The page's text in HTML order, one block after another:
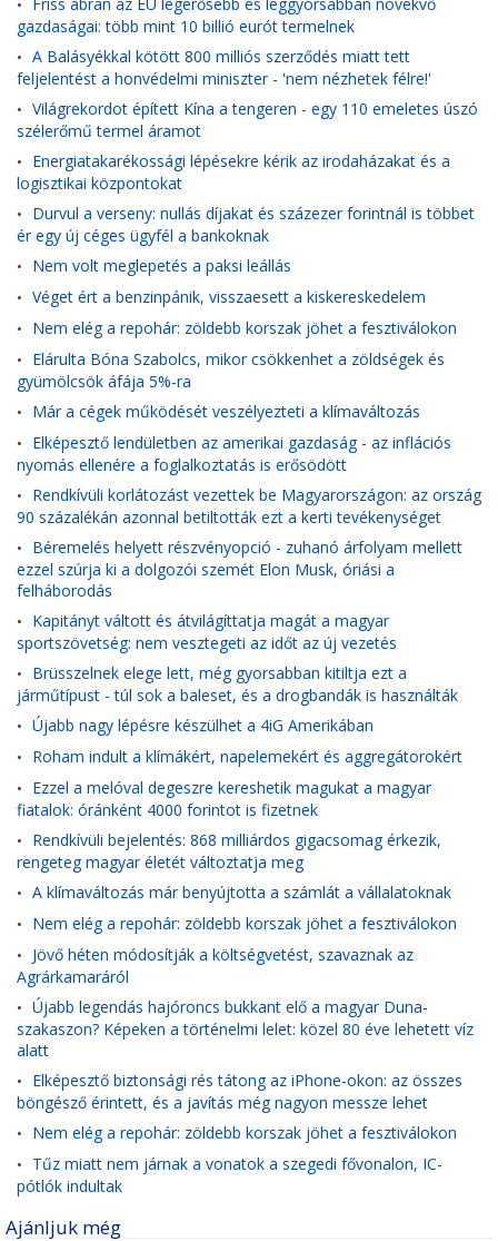
•
gazdaságai: több mint 10 billió eurót termelnek
• A Balásyékkal kötött 800 milliós szerződés miatt tett
feljelentést a honvédelmi miniszter - 'nem nézhetek félre!'
• Világrekordot épített Kína a tengeren - egy 110 emeletes úszó
szélerőmű termel áramot
• Energiatakarékossági lépésekre kérik az irodaházakat és a
logisztikai központokat
• Durvul a verseny: nullás díjakat és százezer forintnál is többet
ér egy új céges ügyfél a bankoknak
• Nem volt meglepetés a paksi leállás
• Véget ért a benzinpánik, visszaesett a kiskereskedelem
• Nem elég a repohár: zöldebb korszak jöhet a fesztiválokon
• Elárulta Bóna Szabolcs, mikor csökkenhet a zöldségek és
gyümölcsök áfája 5%-ra
• Már a cégek működését veszélyezteti a klímaváltozás
• Elképesztő lendületben az amerikai gazdaság - az inflációs
nyomás ellenére a foglalkoztatás is erősödött
• Rendkívüli korlátozást vezettek be Magyarországon: az ország
90 százalékán azonnal betiltották ezt a kerti tevékenységet
• Béremelés helyett részvényopció - zuhanó árfolyam mellett
ezzel szúrja ki a dolgozói szemét Elon Musk, óriási a
felháborodás
• Kapitányt váltott és átvilágíttatja magát a magyar
sportszövetség: nem vesztegeti az időt az új vezetés
• Brüsszelnek elege lett, még gyorsabban kitiltja ezt a
járműtípust - túl sok a baleset, és a drogbandák is használták
• Újabb nagy lépésre készülhet a 4iG Amerikában
• Roham indult a klímákért, napelemekért és aggregátorokért
• Ezzel a melóval degeszre kereshetik magukat a magyar
fiatalok: óránként 4000 forintot is fizetnek
• Rendkívüli bejelentés: 868 milliárdos gigacsomag érkezik,
rengeteg magyar életét változtatja meg
• A klímaváltozás már benyújtotta a számlát a vállalatoknak
• Nem elég a repohár: zöldebb korszak jöhet a fesztiválokon
• Jövő héten módosítják a költségvetést, szavaznak az
Agrárkamaráról
• Újabb legendás hajóroncs bukkant elő a magyar Duna-
szakaszon? Képeken a történelmi lelet: közel 80 éve lehetett víz
alatt
• Elképesztő biztonsági rés tátong az iPhone-okon: az összes
böngésző érintett, és a javítás még nagyon messze lehet
• Nem elég a repohár: zöldebb korszak jöhet a fesztiválokon
• Tűz miatt nem járnak a vonatok a szegedi fővonalon, IC-
pótlók indultak
Ajánljuk még